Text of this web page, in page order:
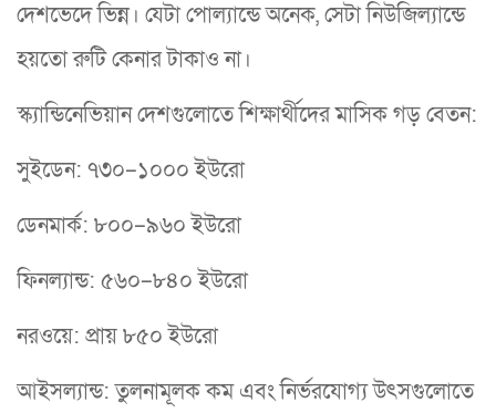
দেশভেদে ভিন্ন। যেটা পোল্যান্ডে অনেক, সেটা নিউজিল্যান্ডে
হয়তো রুটি কেনার টাকাও না।
স্ক্যান্ডিনেভিয়ান দেশগুলোতে শিক্ষার্থীদের মাসিক গড় বেতন:
সুইডেন: ৭৩০–১০০০ ইউরো
ডেনমার্ক: ৮০০–৯৬০ ইউরো
ফিনল্যান্ড: ৫৬০–৮৪০ ইউরো
নরওয়ে: প্রায় ৮৫০ ইউরো
আইসল্যান্ড: তুলনামূলক কম এবং নির্ভরযোগ্য উৎসগুলোতে